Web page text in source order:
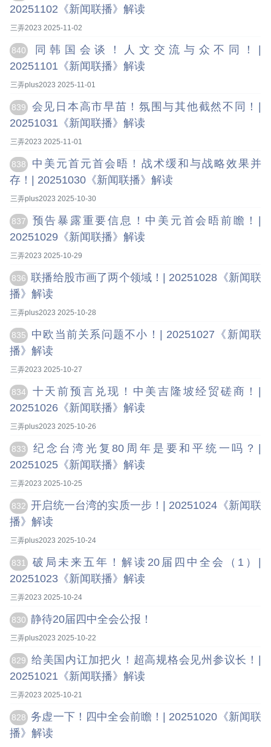
20251102《新闻联播》解读
三弄2023 2025-11-02
840
同韩国会谈！人文交流与众不同！|
20251101《新闻联播》解读
三弄plus2023 2025-11-01
839
会见日本高市早苗！氛围与其他截然不同！|
20251031《新闻联播》解读
三弄2023 2025-11-01
838
中美元首元首会晤！战术缓和与战略效果并
存！| 20251030《新闻联播》解读
三弄plus2023 2025-10-30
837
预告暴露重要信息！中美元首会晤前瞻！|
20251029《新闻联播》解读
三弄2023 2025-10-29
836 联播给股市画了两个领域！| 20251028《新闻联
播》解读
三弄plus2023 2025-10-28
835
中欧当前关系问题不小！| 20251027《新闻联
播》解读
三弄2023 2025-10-27
834
十天前预言兑现！中美吉隆坡经贸磋商！|
20251026《新闻联播》解读
三弄plus2023 2025-10-26
833
纪念台湾光复80周年是要和平统一吗？|
20251025《新闻联播》解读
三弄2023 2025-10-25
832 开启统一台湾的实质一步！| 20251024《新闻联
播》解读
三弄plus2023 2025-10-24
831
破局未来五年！解读20届四中全会（1）|
20251023《新闻联播》解读
三弄2023 2025-10-24
830 静待20届四中全会公报！
三弄plus2023 2025-10-22
829
给美国内讧加把火！超高规格会见州参议长！|
20251021《新闻联播》解读
三弄2023 2025-10-21
828 务虚一下！四中全会前瞻！| 20251020《新闻联
播》解读